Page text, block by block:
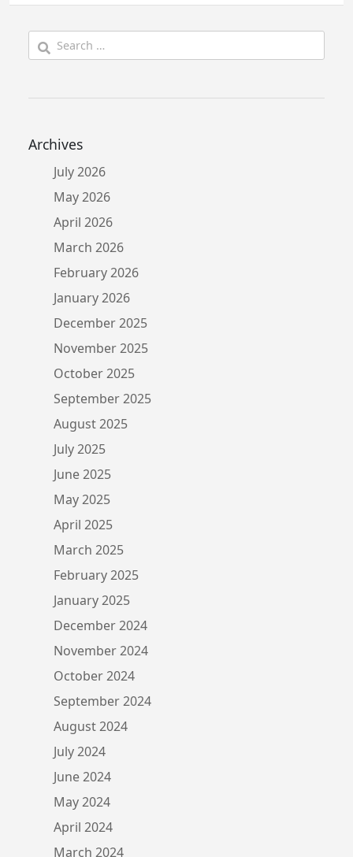
Search
for:
Archives
July 2026
May 2026
April 2026
March 2026
February 2026
January 2026
December 2025
November 2025
October 2025
September 2025
August 2025
July 2025
June 2025
May 2025
April 2025
March 2025
February 2025
January 2025
December 2024
November 2024
October 2024
September 2024
August 2024
July 2024
June 2024
May 2024
April 2024
March 2024